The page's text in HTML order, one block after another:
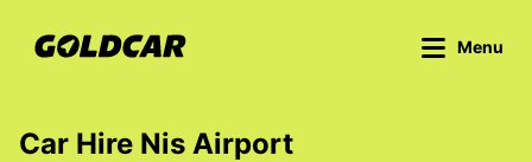
Menu
Car Hire Nis Airport